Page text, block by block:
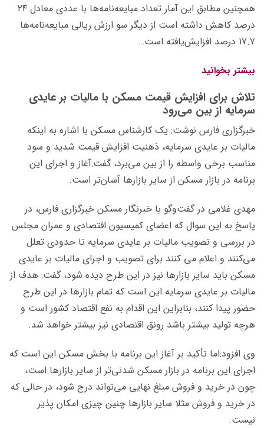
همچنین مطابق این آمار تعداد مبایعه‌نامه‌ها با عددی معادل ۲۴
درصد کاهش داشته است از دیگر سو ارزش ریالی مبایعه‌نامه‌ها
۱۷.۷ درصد افزایش‌یافته است…
بیشتر بخوانید
تلاش برای افزایش قیمت مسکن با مالیات بر عایدی
سرمایه از بین می‌رود
خبرگزاری فارس نوشت: یک کارشناس مسکن با اشاره به اینکه
مالیات بر عایدی سرمایه، ذهنیت افزایش قیمت شدید و سود
مناسب برخی واسطه را از بین می‌برد، گفت:آغاز و اجرای این
برنامه در بازار مسکن از سایر بازارها آسان‌تر است.
مهدی غلامی در گفت‌وگو با خبرنگار مسکن خبرگزاری فارس، در
پاسخ به این سوال که اعضای کمیسیون اقتصادی و عمران مجلس
در بررسی و تصویب مالیات بر عایدی سرمایه تا حدودی تعلل
می‌کنند و اعلام می کنند برای تصویب و اجرای مالیات بر عایدی
مسکن باید سایر بازارها نیز در این طرح دیده شود، گفت: هدف از
مالیات بر عایدی سرمایه این است که تمام بازارها در این طرح
حضور پیدا کنند، بنابراین این اقدام به نفع اقتصاد کشور است و
هرچه تولید بیشتر باشد رونق اقتصادی نیز بیشتر خواهد شد.
وی افزود:اما تأکید بر آغاز این برنامه با بخش مسکن این است که
اجرای این برنامه در بازار مسکن شدنی‌تر از سایر بازارها است،
چون در خرید و فروش مبلغ نهایی می‌تواند درج شود، در حالی که
در خرید و فروش مثلا سایر بازارها چنین چیزی امکان پذیر
نیست.